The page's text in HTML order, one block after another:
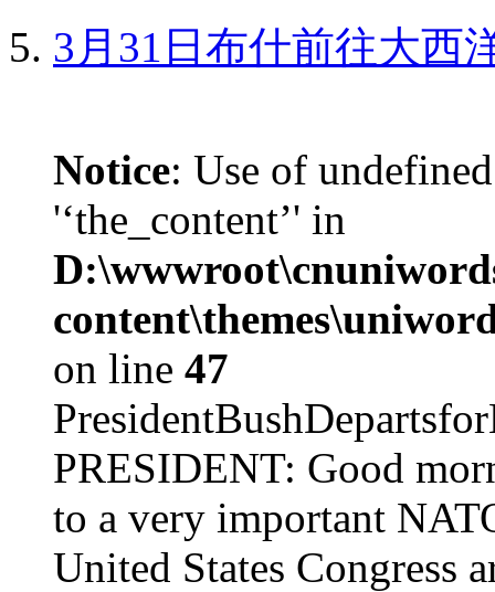
3月31日布什前往大西
Notice: Use of
'‘the_content’' in
on line 47
PRESIDENT: Good
to a very important
United States Congress